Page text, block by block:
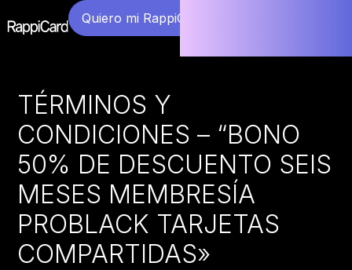
Quiero mi RappiCard
TÉRMINOS Y
CONDICIONES – “BONO
50% DE DESCUENTO SEIS
MESES MEMBRESÍA
PROBLACK TARJETAS
COMPARTIDAS»